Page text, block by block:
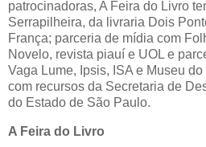
patrocinadoras, A Feira do Livro
Serrapilheira, da livraria Dois
França; parceria de mídia com
Novelo, revista piauí e UOL e
Vaga Lume, Ipsis, ISA e Museu
com recursos da Secretaria de
do Estado de São Paulo.
A Feira do Livro